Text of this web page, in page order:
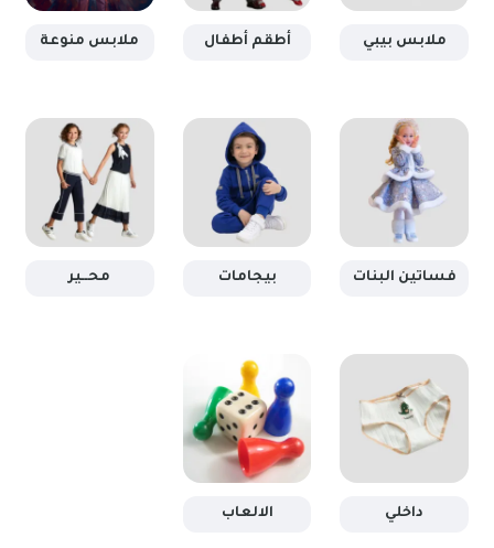
فساتين البنات بيجامات محــير
داخلي الالعاب